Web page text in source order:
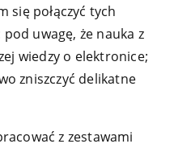
się połączyć tych
uwagę, że nauka z
wiedzy o elektronice;
zniszczyć delikatne
z zestawami